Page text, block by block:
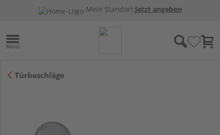
Mein Standort:Jetzt angeben
Türbeschläge